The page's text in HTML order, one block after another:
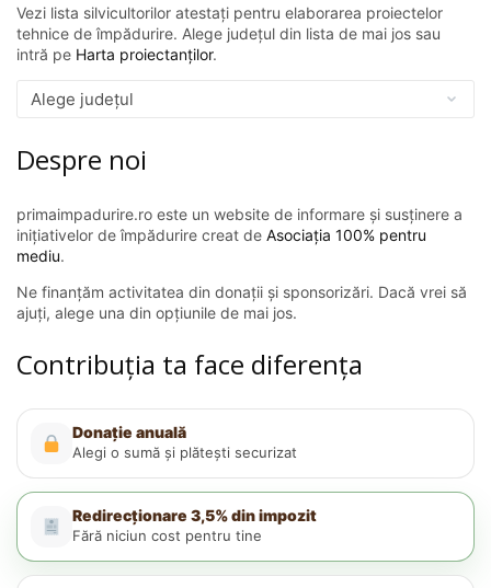
Vezi lista silvicultorilor atestați pentru elaborarea proiectelor
tehnice de împădurire. Alege județul din lista de mai jos sau
intră pe Harta proiectanților.
Despre noi
primaimpadurire.ro este un website de informare și susținere a
inițiativelor de împădurire creat de Asociația 100% pentru
mediu.
Ne finanțăm activitatea din donații și sponsorizări. Dacă vrei să
ajuți, alege una din opțiunile de mai jos.
Contribuția ta face diferența
Donație anuală
Alegi o sumă și plătești securizat
Redirecționare 3,5% din impozit
Fără niciun cost pentru tine